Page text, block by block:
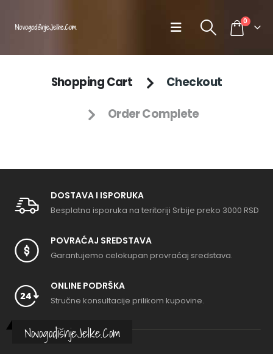
0
Shopping Cart Checkout
Order Complete
DOSTAVA I ISPORUKA
Besplatna isporuka na teritoriji Srbije preko 3000 RSD
POVRAĆAJ SREDSTAVA
Garantujemo celokupan provraćaj sredstava.
ONLINE PODRŠKA
Stručne konsultacije prilikom kupovine.
NovogodišnjeJelke.Com